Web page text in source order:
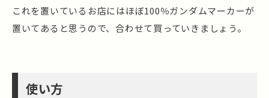
これを置いているお店にはほぼ100％ガンダムマーカーが
置いてあると思うので、合わせて買っていきましょう。
使い方